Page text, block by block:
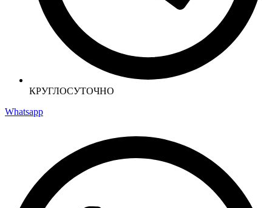
КРУГЛОСУТОЧНО
Whatsapp